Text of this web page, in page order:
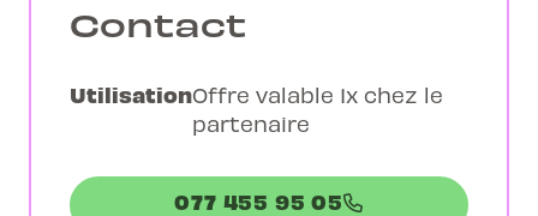
Contact
UtilisationOffre valable 1x chez le
partenaire
077 455 95 05